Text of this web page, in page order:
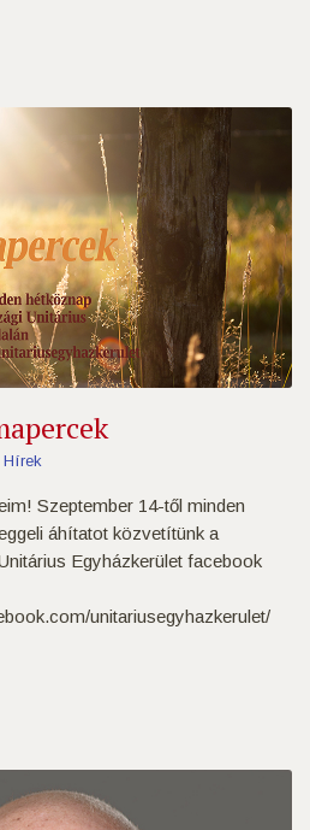
Hírek
Szeptember 14-től minden
áhítatot közvetítünk a
Egyházkerület facebook
unitariusegyhazkerulet/